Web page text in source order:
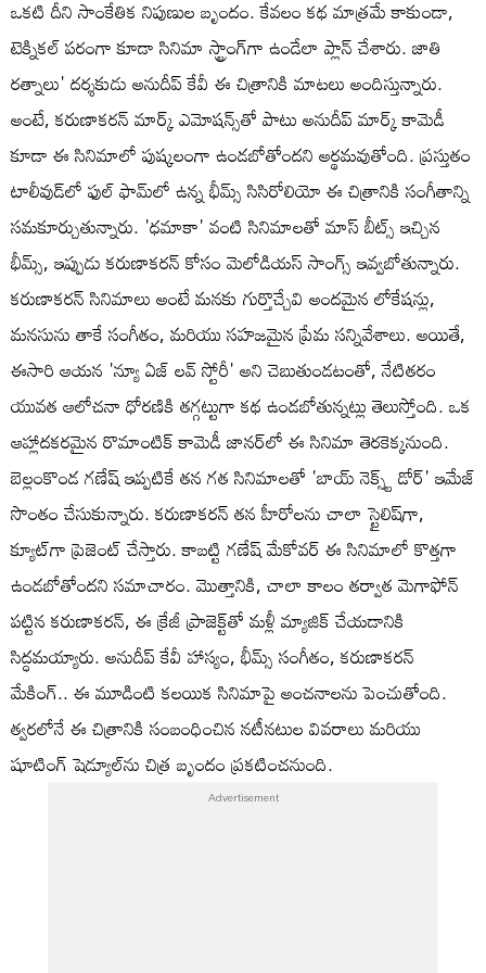
ఒకటి దీని సాంకేతిక నిపుణుల బృందం. కేవలం కథ మాత్రమే కాకుండా,
టెక్నికల్ పరంగా కూడా సినిమా స్ట్రాంగ్‌గా ఉండేలా ప్లాన్ చేశారు. జాతి
రత్నాలు' దర్శకుడు అనుదీప్ కేవీ ఈ చిత్రానికి మాటలు అందిస్తున్నారు.
అంటే, కరుణాకరన్ మార్క్ ఎమోషన్స్‌తో పాటు అనుదీప్ మార్క్ కామెడీ
కూడా ఈ సినిమాలో పుష్కలంగా ఉండబోతోందని అర్థమవుతోంది. ప్రస్తుతం
టాలీవుడ్‌లో ఫుల్ ఫామ్‌లో ఉన్న భీమ్స్ సిసిరోలియో ఈ చిత్రానికి సంగీతాన్ని
సమకూర్చుతున్నారు. 'ధమాకా' వంటి సినిమాలతో మాస్ బీట్స్ ఇచ్చిన
భీమ్స్, ఇప్పుడు కరుణాకరన్ కోసం మెలోడియస్ సాంగ్స్ ఇవ్వబోతున్నారు.
కరుణాకరన్ సినిమాలు అంటే మనకు గుర్తొచ్చేవి అందమైన లోకేషన్లు,
మనసును తాకే సంగీతం, మరియు సహజమైన ప్రేమ సన్నివేశాలు. అయితే,
ఈసారి ఆయన 'న్యూ ఏజ్ లవ్ స్టోరీ' అని చెబుతుండటంతో, నేటితరం
యువత ఆలోచనా ధోరణికి తగ్గట్టుగా కథ ఉండబోతున్నట్లు తెలుస్తోంది. ఒక
ఆహ్లాదకరమైన రొమాంటిక్ కామెడీ జానర్‌లో ఈ సినిమా తెరకెక్కనుంది.
బెల్లంకొండ గణేష్ ఇప్పటికే తన గత సినిమాలతో 'బాయ్ నెక్స్ట్ డోర్' ఇమేజ్
సొంతం చేసుకున్నారు. కరుణాకరన్ తన హీరోలను చాలా స్టైలిష్‌గా,
క్యూట్‌గా ప్రెజెంట్ చేస్తారు. కాబట్టి గణేష్ మేకోవర్ ఈ సినిమాలో కొత్తగా
ఉండబోతోందని సమాచారం. మొత్తానికి, చాలా కాలం తర్వాత మెగాఫోన్
పట్టిన కరుణాకరన్, ఈ క్రేజీ ప్రాజెక్ట్‌తో మళ్లీ మ్యాజిక్ చేయడానికి
సిద్ధమయ్యారు. అనుదీప్ కేవీ హాస్యం, భీమ్స్ సంగీతం, కరుణాకరన్
మేకింగ్.. ఈ మూడింటి కలయిక సినిమాపై అంచనాలను పెంచుతోంది.
త్వరలోనే ఈ చిత్రానికి సంబంధించిన నటీనటుల వివరాలు మరియు
షూటింగ్ షెడ్యూల్‌ను చిత్ర బృందం ప్రకటించనుంది.